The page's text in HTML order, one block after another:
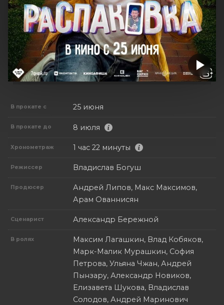
В прокате с 25 июня
В прокате до 8 июля
Хронометраж 1 час 22 минуты
Режиссер Владислав Богуш
Продюсер
Андрей Липов, Макс Максимов,
Арам Ованнисян
Сценарист Александр Бережной
В ролях
Максим Лагашкин, Влад Кобяков,
Марк-Малик Мурашкин, София
Петрова, Ульяна Чжан, Андрей
Пынзару, Александр Новиков,
Елизавета Шукова, Владислав
Солодов, Андрей Маринович